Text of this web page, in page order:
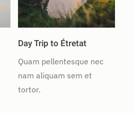
Day Trip to Étretat
Quam pellentesque nec
nam aliquam sem et
tortor.